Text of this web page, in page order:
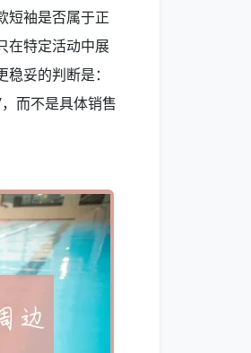
短袖是否属于正
在特定活动中展
妥的判断是：
而不是具体销售